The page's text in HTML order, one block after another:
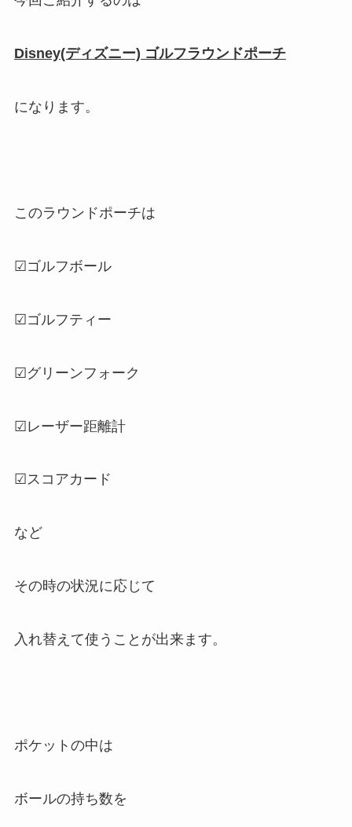
Disney(ディズニー) ゴルフラウンドポーチ
になります。
このラウンドポーチは
☑ゴルフボール
☑ゴルフティー
☑グリーンフォーク
☑レーザー距離計
☑スコアカード
など
その時の状況に応じて
入れ替えて使うことが出来ます。
ポケットの中は
ボールの持ち数を